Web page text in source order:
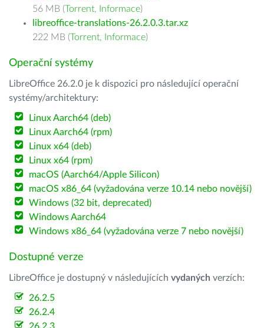
56 MB (Torrent, Informace)
libreoffice-translations-26.2.0.3.tar.xz
222 MB (Torrent, Informace)
Operační systémy
LibreOffice 26.2.0 je k dispozici pro následující operační
systémy/architektury:
Linux Aarch64 (deb)
Linux Aarch64 (rpm)
Linux x64 (deb)
Linux x64 (rpm)
macOS (Aarch64/Apple Silicon)
macOS x86_64 (vyžadována verze 10.14 nebo novější)
Windows (32 bit, deprecated)
Windows Aarch64
Windows x86_64 (vyžadována verze 7 nebo novější)
Dostupné verze
LibreOffice je dostupný v následujících vydaných verzích:
26.2.5
26.2.4